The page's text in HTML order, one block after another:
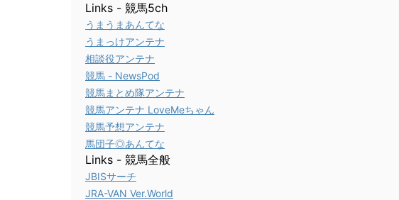
Links - 競馬5ch
うまうまあんてな
うまっけアンテナ
相談役アンテナ
競馬 - NewsPod
競馬まとめ隊アンテナ
競馬アンテナ LoveMeちゃん
競馬予想アンテナ
馬団子◎あんてな
Links - 競馬全般
JBISサーチ
JRA-VAN Ver.World